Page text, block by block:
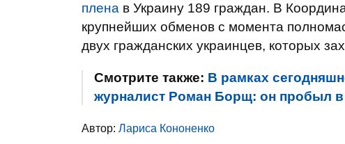
плена в Украину 189 граждан. В
крупнейших обменов с момента
двух гражданских украинцев, которых
Смотрите также: В рамках
журналист Роман Борщ: он пробыл
Автор: Лариса Кононенко